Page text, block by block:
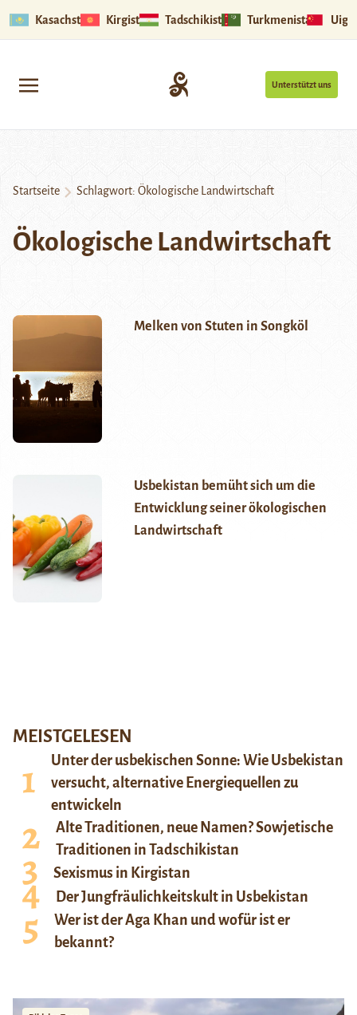
Kasachstan Kirgistan Tadschikistan Turkmenistan
Unterstützt uns
Startseite Schlagwort: Ökologische Landwirtschaft
Ökologische Landwirtschaft
Melken von Stuten in Songköl
Usbekistan bemüht sich um die
Entwicklung seiner ökologischen
Landwirtschaft
MEISTGELESEN
Unter der usbekischen Sonne: Wie Usbekistan
versucht, alternative Energiequellen zu
entwickeln
Alte Traditionen, neue Namen? Sowjetische
Traditionen in Tadschikistan
Sexismus in Kirgistan
Der Jungfräulichkeitskult in Usbekistan
Wer ist der Aga Khan und wofür ist er
bekannt?